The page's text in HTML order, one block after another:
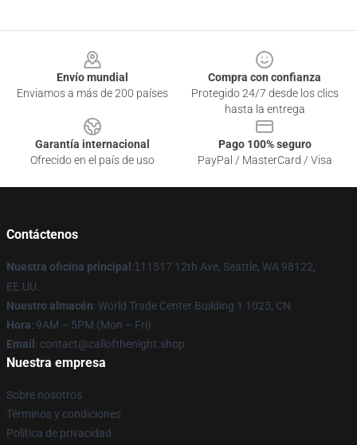
Envío mundial
Enviamos a más de 200 países
Compra con confianza
Protegido 24/7 desde los clics
hasta la entrega
Garantía internacional
Ofrecido en el país de uso
Pago 100% seguro
PayPal / MasterCard / Visa
Contáctenos
Nuestra oficina principal :1 11517 12th Ave, Seattle, WA 98122,
EE.UU.
Nuestro almacén: World Trade Center Building 1 1025, CN
Hora: 9AM – 5PM (Mon – Fri)
Email : contact@callofthenight.shop
Nuestra empresa
Sobre nosotros
Términos y condiciones
Política de privacidad